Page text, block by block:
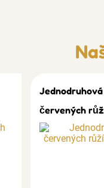
červených